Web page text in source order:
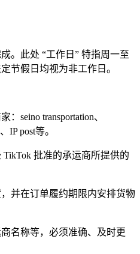
。此处 “工作日” 特指周一至
节假日均视为非工作日。
seino transportation、
IP post等。
批准的承运商所提供的
并在订单履约期限内安排货物
名称等，必须准确、及时更